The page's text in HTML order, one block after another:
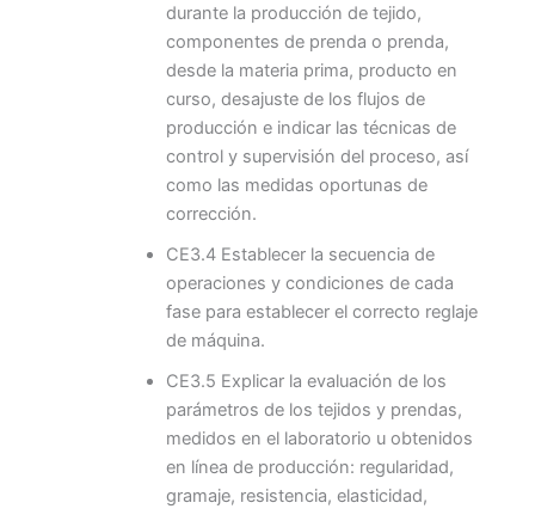
durante la producción de tejido,
componentes de prenda o prenda,
desde la materia prima, producto en
curso, desajuste de los flujos de
producción e indicar las técnicas de
control y supervisión del proceso, así
como las medidas oportunas de
corrección.
CE3.4 Establecer la secuencia de
operaciones y condiciones de cada
fase para establecer el correcto reglaje
de máquina.
CE3.5 Explicar la evaluación de los
parámetros de los tejidos y prendas,
medidos en el laboratorio u obtenidos
en línea de producción: regularidad,
gramaje, resistencia, elasticidad,